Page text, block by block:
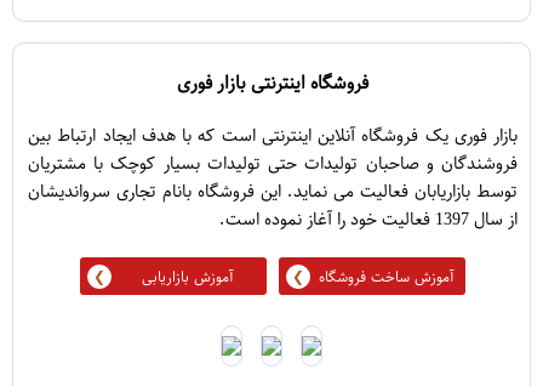
فروشگاه اینترنتی بازار فوری
بازار فوری یک فروشگاه آنلاین اینترنتی است که با هدف ایجاد ارتباط بین
فروشندگان و صاحبان تولیدات حتی تولیدات بسیار کوچک با مشتریان
توسط بازاریابان فعالیت می نماید. این فروشگاه بانام تجاری سرواندیشان
از سال 1397 فعالیت خود را آغاز نموده است.
آموزش ساخت فروشگاه آموزش بازاریابی